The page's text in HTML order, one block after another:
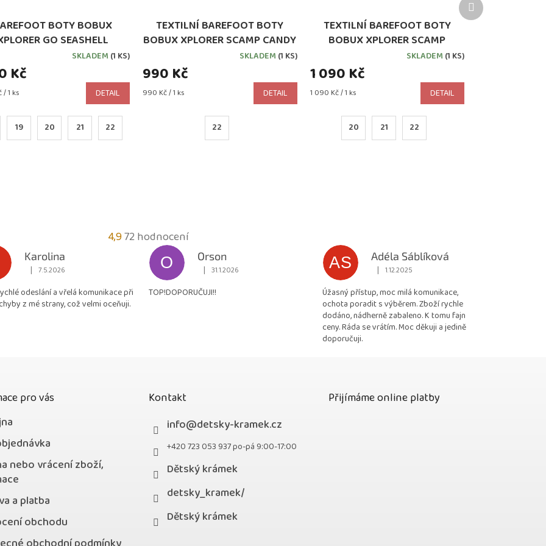
BOTY BOBUX
GO SEASHELL
(501011B)SKLADEM (1 KS)
Kč
/ 1 ks DETAIL
19 20 21 22
TEXTILNÍ BAREFOOT BOTY
BOBUX XPLORER SCAMP CANDY
SKLADEM (1 KS)
990 Kč
Měrná
990 Kč / 1 ks DETAIL
22
TEXTILNÍ BAREFOOT BOTY
BOBUX XPLORER SCAMP
ORGANIC SEASHELL
SKLADEM (1 KS)
1 090 Kč
Měrná
1 090 Kč / 1 ks DETAIL
20 21 22
produkt
4,9Průměrné
hodnocení
obchodu
4,9
z
72 hodnocení
Karolina
Hodnocení obchodu je 5 z 5 hvězdiček.
| 7.5.2026
odeslání a vřelá komunikace při
z mé strany, což velmi oceňuji.
O
Orson
Hodnocení obchodu je 5 z 5 hvězdiček.
| 31.1.2026
TOP!DOPORUČUJI!!
AS
Adéla Sáblíková
Hodnocení obchodu je 5 z 5 hvězdiček.
| 1.12.2025
Úžasný přístup, moc milá komunikace,
ochota poradit s výběrem. Zboží rychle
dodáno, nádherně zabaleno. K tomu fajn
ceny. Ráda se vrátím. Moc děkuji a jedině
doporučuji.
pro vás
nebo vrácení zboží,
a platba
obchodu
Kontakt
info@detsky-kramek.cz
+420 723 053 937 po-pá 9:00-17:00
Dětský krámek
detsky_kramek/
Dětský krámek
Přijímáme online platby